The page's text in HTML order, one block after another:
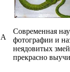
Современная
фотографии и
неядовитых
прекрасно